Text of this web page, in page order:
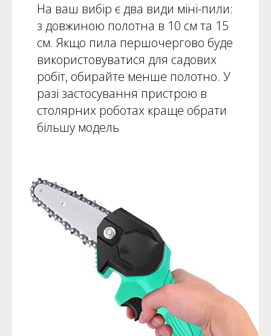
На ваш вибір є два види міні-пили:
з довжиною полотна в 10 см та 15
см. Якщо пила першочергово буде
використовуватися для садових
робіт, обирайте менше полотно. У
разі застосування пристрою в
столярних роботах краще обрати
більшу модель